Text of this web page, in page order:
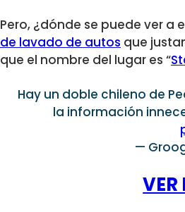
Pero, ¿dónde se puede ver a
de lavado de autos que
que el nombre del lugar es “
Hay un doble chileno de
la información
—
VER